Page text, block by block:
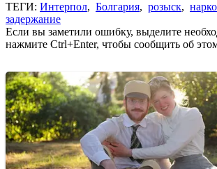
ТЕГИ: Интерпол, Болгария, розыск,
задержание
Если вы заметили ошибку, выделите
нажмите Ctrl+Enter, чтобы сообщить об